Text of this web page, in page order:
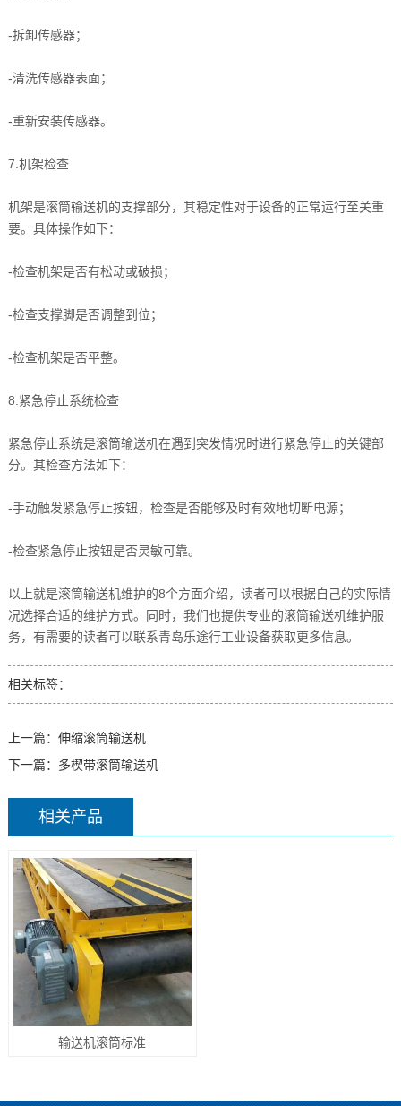
-拆卸传感器；
-清洗传感器表面；
-重新安装传感器。
7.机架检查
机架是滚筒输送机的支撑部分，其稳定性对于设备的正常运行至关重
要。具体操作如下：
-检查机架是否有松动或破损；
-检查支撑脚是否调整到位；
-检查机架是否平整。
8.紧急停止系统检查
紧急停止系统是滚筒输送机在遇到突发情况时进行紧急停止的关键部
分。其检查方法如下：
-手动触发紧急停止按钮，检查是否能够及时有效地切断电源；
-检查紧急停止按钮是否灵敏可靠。
以上就是滚筒输送机维护的8个方面介绍，读者可以根据自己的实际情
况选择合适的维护方式。同时，我们也提供专业的滚筒输送机维护服
务，有需要的读者可以联系青岛乐途行工业设备获取更多信息。
相关标签：
上一篇： 伸缩滚筒输送机
下一篇： 多楔带滚筒输送机
相关产品
输送机滚筒标准